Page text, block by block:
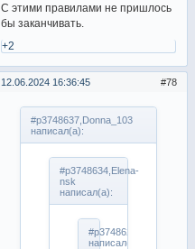
С этими правилами не пришлось
бы заканчивать.
+2
78
12.06.2024 16:36:45
#p3748637,Donna_103
написал(а):
#p3748634,Elena-
nsk
написал(а):
#p3748622,Donna_103
написал(а):